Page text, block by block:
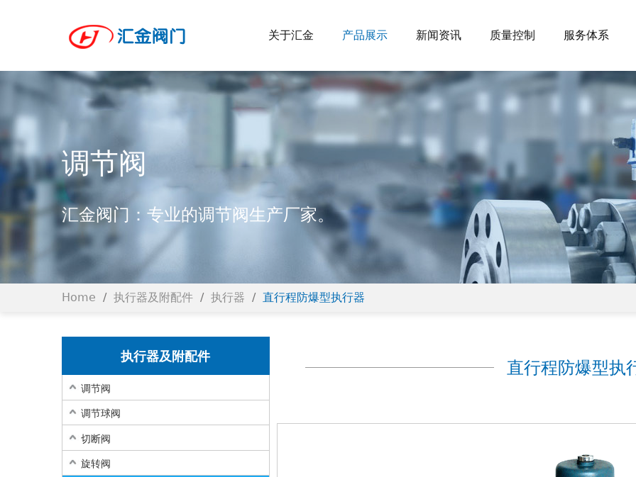
关于汇金 产品展示 新闻资讯 质量控制 服务体系
调节阀
汇金阀门：专业的调节阀生产厂家。
Home / 执行器及附配件 / 执行器 / 直行程防爆型执行器
执行器及附配件
调节阀
调节球阀
切断阀
旋转阀
直行程防爆型执